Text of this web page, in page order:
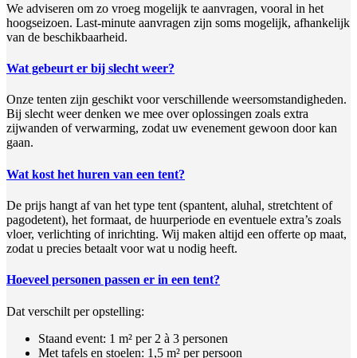
We adviseren om zo vroeg mogelijk te aanvragen, vooral in het
hoogseizoen. Last-minute aanvragen zijn soms mogelijk, afhankelijk
van de beschikbaarheid.
Wat gebeurt er bij slecht weer?
Onze tenten zijn geschikt voor verschillende weersomstandigheden.
Bij slecht weer denken we mee over oplossingen zoals extra
zijwanden of verwarming, zodat uw evenement gewoon door kan
gaan.
Wat kost het huren van een tent?
De prijs hangt af van het type tent (spantent, aluhal, stretchtent of
pagodetent), het formaat, de huurperiode en eventuele extra’s zoals
vloer, verlichting of inrichting. Wij maken altijd een offerte op maat,
zodat u precies betaalt voor wat u nodig heeft.
Hoeveel personen passen er in een tent?
Dat verschilt per opstelling:
Staand event: 1 m² per 2 à 3 personen
Met tafels en stoelen: 1,5 m² per persoon